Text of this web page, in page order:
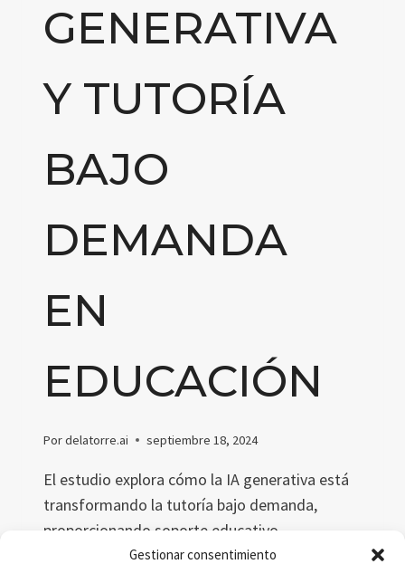
Gestionar consentimiento
GENERATIVA
Y TUTORÍA
BAJO
DEMANDA
EN
EDUCACIÓN
Pordelatorre.ai septiembre 18, 2024
El estudio explora cómo la IA generativa está
transformando la tutoría bajo demanda,
proporcionando soporte educativo
personalizado, accesible y escalable. Con el uso